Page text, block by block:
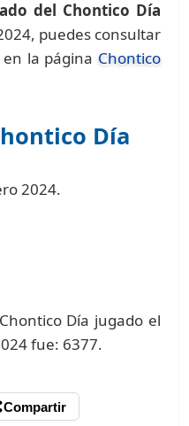
del Chontico Día
puedes consultar
la página Chontico
Día
2024.
Día jugado el
fue: 6377.
Compartir